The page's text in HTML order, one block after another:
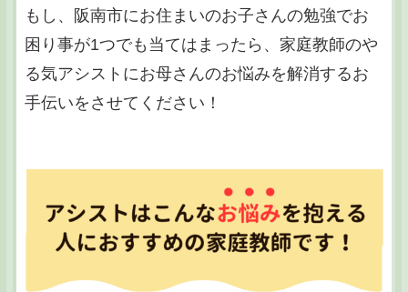
もし、阪南市にお住まいのお子さんの勉強でお
困り事が1つでも当てはまったら、家庭教師のや
る気アシストにお母さんのお悩みを解消するお
手伝いをさせてください！